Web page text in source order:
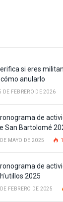
si eres
anularlo
DE FEBRERO DE 2026
de
San Bartolomé
MAYO DE 2025
de
2025
FEBRERO DE 2025